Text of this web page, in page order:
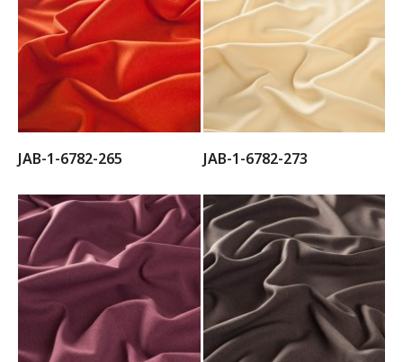
JAB-1-6782-265 JAB-1-6782-273